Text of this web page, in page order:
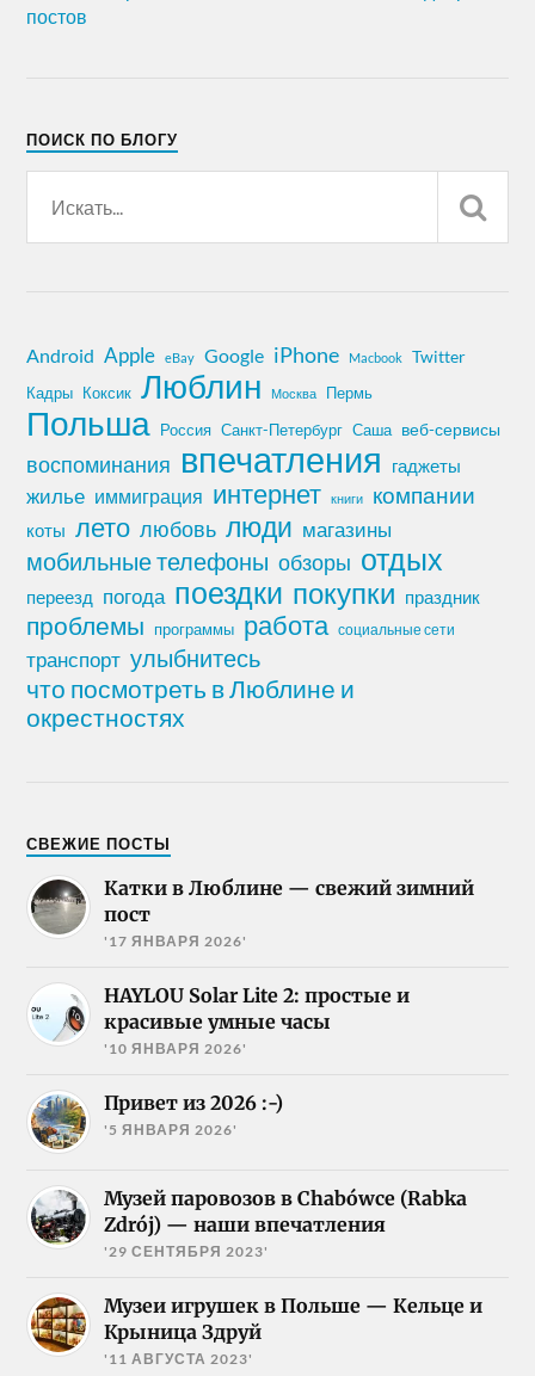
постов
ПОИСК ПО БЛОГУ
Android Apple eBay Google iPhone Macbook Twitter
Кадры Коксик Люблин Москва Пермь
Польша Россия Санкт-Петербург Саша веб-сервисы
воспоминания впечатления гаджеты
жилье иммиграция интернет книги компании
коты лето любовь люди магазины
мобильные телефоны обзоры отдых
переезд погода поездки покупки праздник
проблемы программы работа социальные сети
транспорт улыбнитесь
что посмотреть в Люблине и
окрестностях
СВЕЖИЕ ПОСТЫ
Катки в Люблине — свежий зимний
пост
'17 ЯНВАРЯ 2026'
HAYLOU Solar Lite 2: простые и
красивые умные часы
'10 ЯНВАРЯ 2026'
Привет из 2026 :-)
'5 ЯНВАРЯ 2026'
Музей паровозов в Chabówce (Rabka
Zdrój) — наши впечатления
'29 СЕНТЯБРЯ 2023'
Музеи игрушек в Польше — Кельце и
Крыница Здруй
'11 АВГУСТА 2023'